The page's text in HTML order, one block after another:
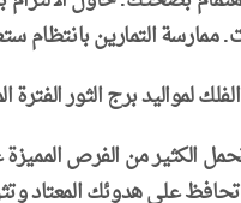
ممارسة التمارين بانتظام
لمواليد برج الثور الفترة
تحمل الكثير من الفرص
على هدوئك المعتاد